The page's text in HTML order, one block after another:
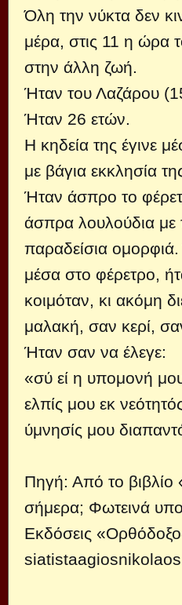
Όλη την νύκτα δεν
μέρα, στις 11 η ώρα
στην άλλη ζωή.
Ήταν του Λαζάρου
Ήταν 26 ετών.
Η κηδεία της έγινε
με βάγια εκκλησία
Ήταν άσπρο το
άσπρα λουλούδια με
παραδείσια
μέσα στο φέρετρο,
κοιμόταν, κι ακόμη
μαλακή, σαν κερί,
Ήταν σαν να έλεγε:
«σύ εί η υπομονή
ελπίς μου εκ
ύμνησίς μου
Πηγή: Από το βιβλίο
σήμερα; Φωτεινά
Εκδόσεις
siatistaagiosnikolaos